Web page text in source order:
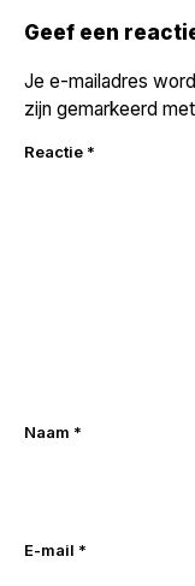
navigatie
Geef een
Je e-mailadres
zijn gemarkeerd met
Reactie *
Naam *
E-mail *